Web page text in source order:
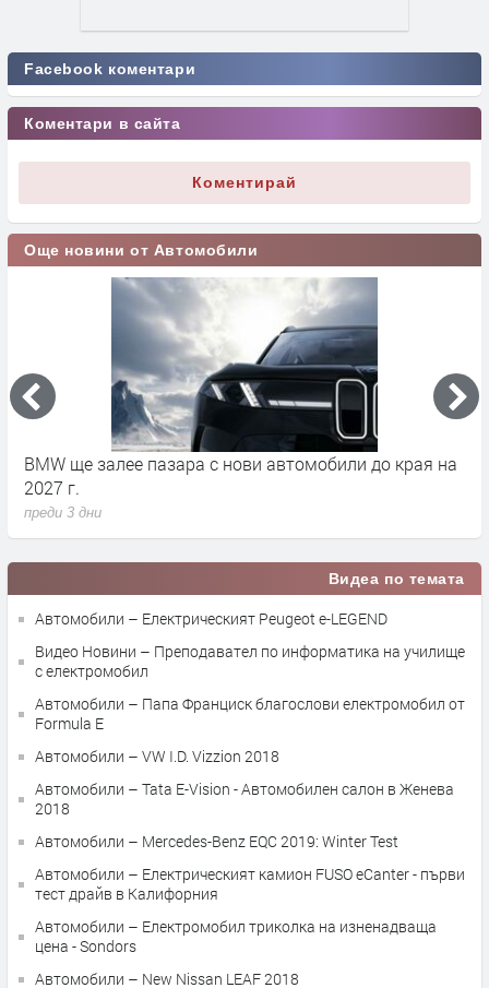
Facebook коментари
Коментари в сайта
Коментирай
Още новини от Автомобили
BMW ще залее пазара с нови автомобили до края на
2027 г.
преди 3 дни
Видеа по темата
Автомобили – Електрическият Peugeot e-LEGEND
Видео Новини – Преподавател по информатика на училище
с електромобил
Автомобили – Папа Франциск благослови електромобил от
Formula E
Автомобили – VW I.D. Vizzion 2018
Автомобили – Tata E-Vision - Автомобилен салон в Женева
2018
Автомобили – Mercedes-Benz EQC 2019: Winter Test
Автомобили – Електрическият камион FUSO eCanter - първи
тест драйв в Калифорния
Автомобили – Електромобил триколка на изненадваща
цена - Sondors
Автомобили – New Nissan LEAF 2018